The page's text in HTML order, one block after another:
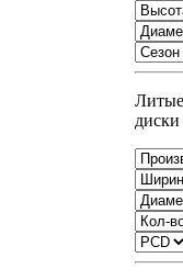
Литые
диски